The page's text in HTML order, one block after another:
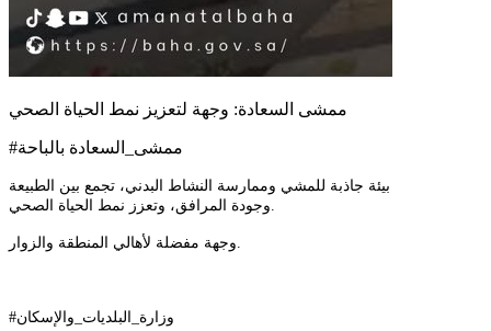
ممشى السعادة: وجهة لتعزيز نمط الحياة الصحي
#ممشى_السعادة بالباحة
بيئة جاذبة للمشي وممارسة النشاط البدني، تجمع بين الطبيعة
وجودة المرافق، وتعزز نمط الحياة الصحي.
وجهة مفضلة لأهالي المنطقة والزوار.